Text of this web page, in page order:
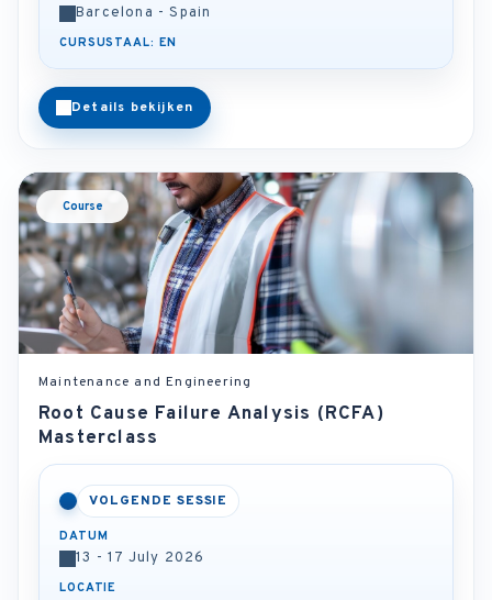
Barcelona - Spain
CURSUSTAAL: EN
Details bekijken
Course
Maintenance and Engineering
Root Cause Failure Analysis (RCFA)
Masterclass
VOLGENDE SESSIE
DATUM
13 - 17 July 2026
LOCATIE